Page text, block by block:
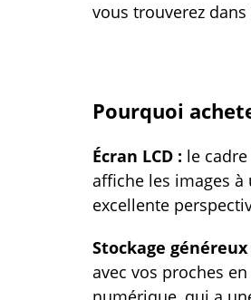
vous trouverez
Pourquoi
Écran LCD : le
affiche les images
excellente
Stockage généreux
avec vos proches